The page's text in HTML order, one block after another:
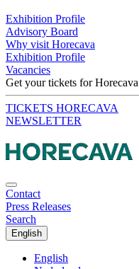
Exhibition Profile
Advisory Board
Why visit Horecava
Exhibition Profile
Vacancies
Get your tickets for Horecava
TICKETS HORECAVA
NEWSLETTER
Contact
Press Releases
Search
English
English